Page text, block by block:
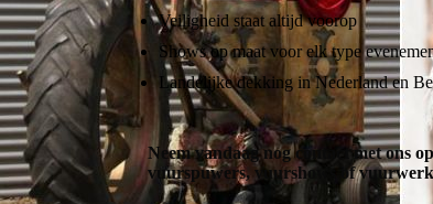
Veiligheid staat altijd voorop
Shows op maat voor elk type
Landelijke dekking in Nederland en
Neem vandaag nog contact met ons
vuurspuwers, vuurshows of